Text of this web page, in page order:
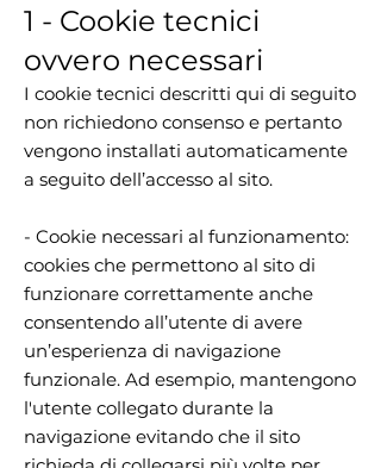
1 - Cookie tecnici
ovvero necessari
I cookie tecnici descritti qui di seguito
non richiedono consenso e pertanto
vengono installati automaticamente
a seguito dell’accesso al sito.
- Cookie necessari al funzionamento:
cookies che permettono al sito di
funzionare correttamente anche
consentendo all’utente di avere
un’esperienza di navigazione
funzionale. Ad esempio, mantengono
l'utente collegato durante la
navigazione evitando che il sito